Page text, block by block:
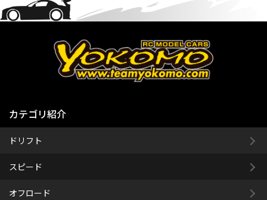
カテゴリ紹介
ドリフト
スピード
オフロード